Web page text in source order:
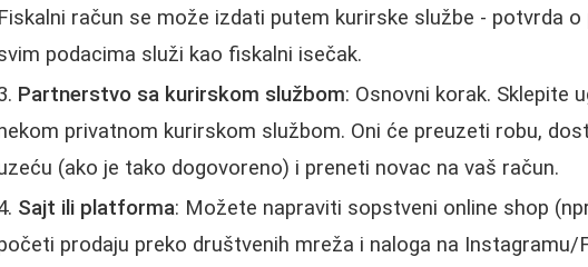
Fiskalni račun se može izdati putem kurirske službe - potvrda
podacima služi kao fiskalni isečak.
Partnerstvo sa kurirskom službom: Osnovni korak. Sklepite
privatnom kurirskom službom. Oni će preuzeti robu,
(ako je tako dogovoreno) i preneti novac na vaš račun.
Sajt ili platforma: Možete napraviti sopstveni online shop
prodaju preko društvenih mreža i naloga na Instagramu/